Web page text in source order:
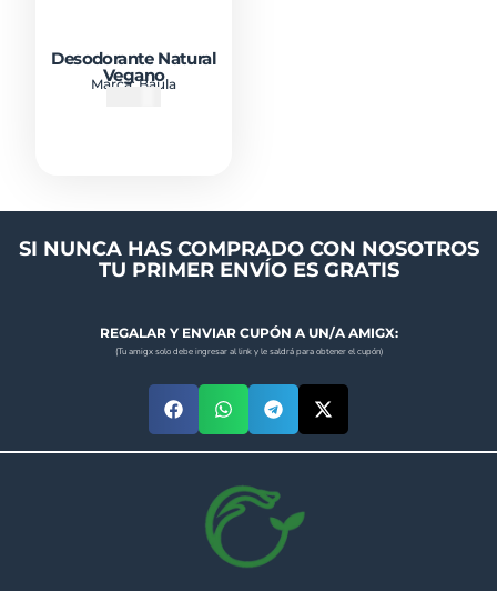
Desodorante Natural
Vegano
Marca:Baula
SI NUNCA HAS COMPRADO CON NOSOTROS
TU PRIMER ENVÍO ES GRATIS
REGALAR Y ENVIAR CUPÓN A UN/A AMIGX:
(Tu amigx solo debe ingresar al link y le saldrá para obtener el cupón)